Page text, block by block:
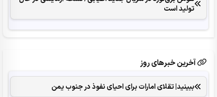
تولید است
آخرین خبرهای روز
ببینید| تقلای امارات برای احیای نفوذ در جنوب یمن